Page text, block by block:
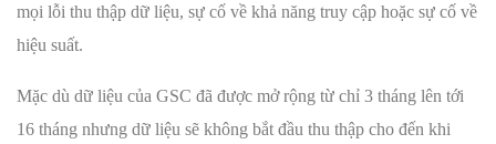
mọi lỗi thu thập dữ liệu, sự cố về khả năng truy cập hoặc sự cố về
hiệu suất.
Mặc dù dữ liệu của GSC đã được mở rộng từ chỉ 3 tháng lên tới
16 tháng nhưng dữ liệu sẽ không bắt đầu thu thập cho đến khi